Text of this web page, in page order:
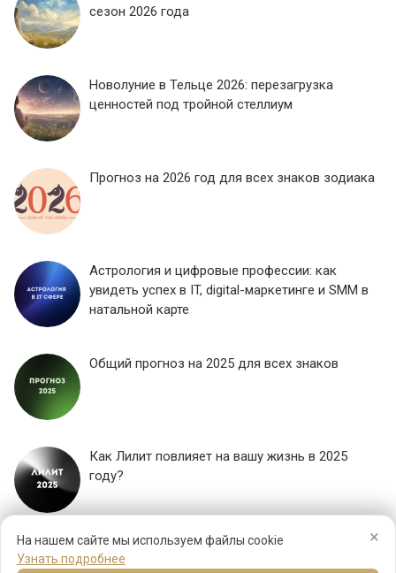
×
На нашем сайте мы используем файлы cookie
Узнать подробнее
сезон 2026 года
Новолуние в Тельце 2026: перезагрузка
ценностей под тройной стеллиум
Прогноз на 2026 год для всех знаков зодиака
Астрология и цифровые профессии: как
увидеть успех в IT, digital-маркетинге и SMM в
натальной карте
Общий прогноз на 2025 для всех знаков
Как Лилит повлияет на вашу жизнь в 2025
году?
ЕЩЕ...